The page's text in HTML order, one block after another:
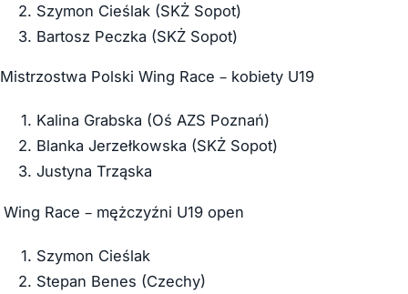
Szymon Cieślak (SKŻ Sopot)
Bartosz Peczka (SKŻ Sopot)
Mistrzostwa Polski Wing Race – kobiety U19
Kalina Grabska (Oś AZS Poznań)
Blanka Jerzełkowska (SKŻ Sopot)
Justyna Trząska
Wing Race – mężczyźni U19 open
Szymon Cieślak
Stepan Benes (Czechy)